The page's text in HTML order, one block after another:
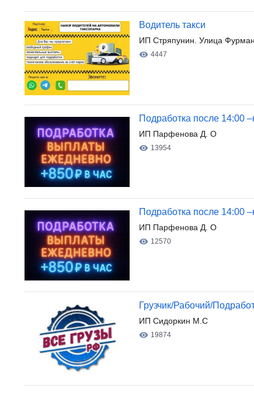
Водитель такси
ИП Стряпунин. Улица
4447
Подработка после 14:00
ИП Парфенова Д. О
13954
Подработка после 14:00
ИП Парфенова Д. О
12570
Грузчик/Рабочий/
ИП Сидоркин М.С
19874